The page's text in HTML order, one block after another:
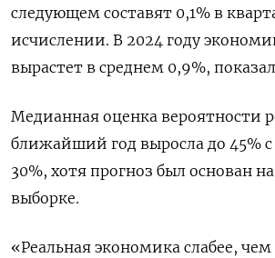
следующем составят 0,1% в
исчислении. В 2024 году
вырастет в среднем 0,9%,
Медианная оценка вероятности
ближайший год выросла до 45% с
30%, хотя прогноз был основан
выборке.
«Реальная экономика слабее,